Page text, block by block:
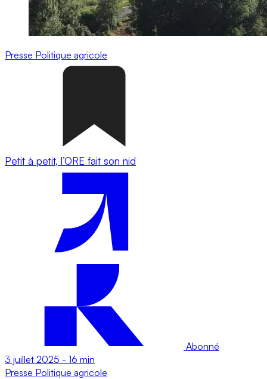
Presse Politique agricole
Petit à petit, l’ORE fait son nid
Abonné
3 juillet 2025 - 16 min
Presse Politique agricole